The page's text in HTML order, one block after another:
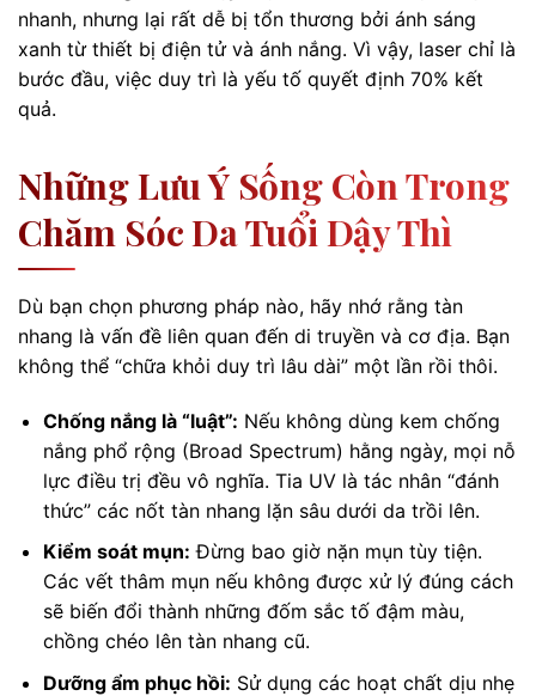
nhanh, nhưng lại rất dễ bị tổn thương bởi ánh sáng
xanh từ thiết bị điện tử và ánh nắng. Vì vậy, laser chỉ là
bước đầu, việc duy trì là yếu tố quyết định 70% kết
quả.
Những Lưu Ý Sống Còn Trong
Chăm Sóc Da Tuổi Dậy Thì
Dù bạn chọn phương pháp nào, hãy nhớ rằng tàn
nhang là vấn đề liên quan đến di truyền và cơ địa. Bạn
không thể “chữa khỏi duy trì lâu dài” một lần rồi thôi.
Chống nắng là “luật”: Nếu không dùng kem chống
nắng phổ rộng (Broad Spectrum) hằng ngày, mọi nỗ
lực điều trị đều vô nghĩa. Tia UV là tác nhân “đánh
thức” các nốt tàn nhang lặn sâu dưới da trồi lên.
Kiểm soát mụn: Đừng bao giờ nặn mụn tùy tiện.
Các vết thâm mụn nếu không được xử lý đúng cách
sẽ biến đổi thành những đốm sắc tố đậm màu,
chồng chéo lên tàn nhang cũ.
Dưỡng ẩm phục hồi: Sử dụng các hoạt chất dịu nhẹ